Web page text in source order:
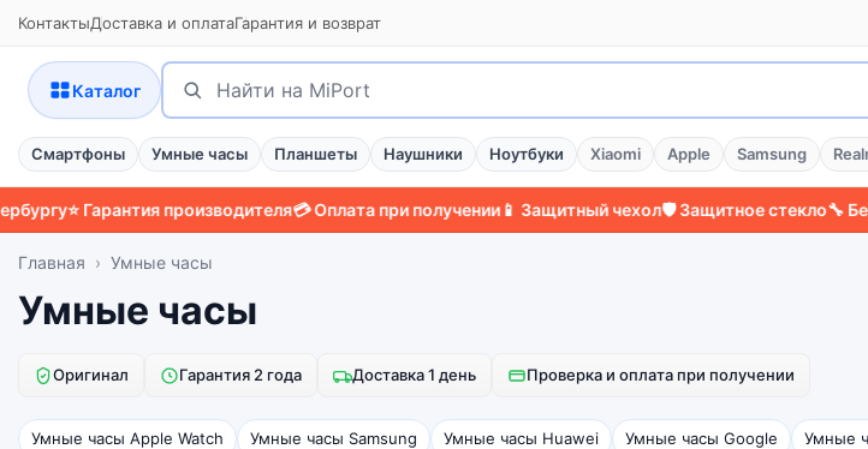
КонтактыДоставка и оплатаГарантия и возврат
Каталог
Поиск
Найти
Смартфоны Умные часы Планшеты Наушники Ноутбуки Xiaomi Apple Samsung
⭐ Гарантия производителя💳 Оплата при получении📱 Защитный чехол🛡️ Защитное стекло🔧
Главная Умные часы
Умные часы
Оригинал Гарантия 2 года Доставка 1 день Проверка и оплата при получении
Умные часы Apple Watch Умные часы Samsung Умные часы Huawei Умные часы Google Умные